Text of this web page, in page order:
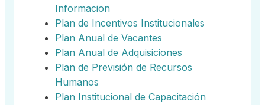
Informacion
Plan de Incentivos Institucionales
Plan Anual de Vacantes
Plan Anual de Adquisiciones
Plan de Previsión de Recursos
Humanos
Plan Institucional de Capacitación